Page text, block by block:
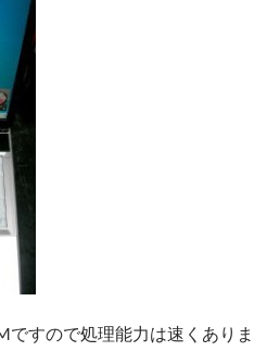
ですので処理能力は速くありま